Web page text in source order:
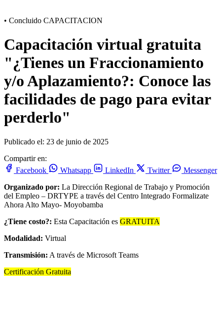
• Concluido CAPACITACION
Capacitación virtual gratuita
"¿Tienes un Fraccionamiento
y/o Aplazamiento?: Conoce las
facilidades de pago para evitar
perderlo"
Publicado el: 23 de junio de 2025
Compartir en:
Facebook
Whatsapp LinkedIn Twitter
Messenger
Organizado por: La Dirección Regional de Trabajo y Promoción
del Empleo – DRTYPE a través del Centro Integrado Formalizate
Ahora Alto Mayo- Moyobamba
¿Tiene costo?: Esta Capacitación es GRATUITA
Modalidad: Virtual
Transmisión: A través de Microsoft Teams
Certificación Gratuita